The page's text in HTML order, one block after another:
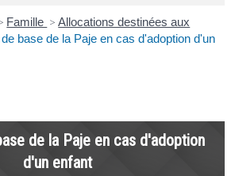
Famille > Allocations destinées aux
base de la Paje en cas d'adoption d'un
de la Paje en cas d'adoption
d'un enfant